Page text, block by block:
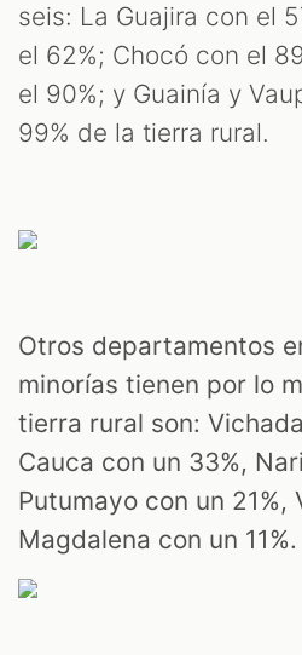
seis: La Guajira con el
el 62%; Chocó con el
el 90%; y Guainía y
99% de la tierra rural.
Otros departamentos
minorías tienen por lo
tierra rural son:
Cauca con un 33%,
Putumayo con un 21%,
Magdalena con un 11%.